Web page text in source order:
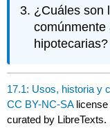
¿Cuáles son
comúnmente
hipotecarias?
17.1: Usos, historia y
CC BY-NC-SA
curated by LibreTexts.